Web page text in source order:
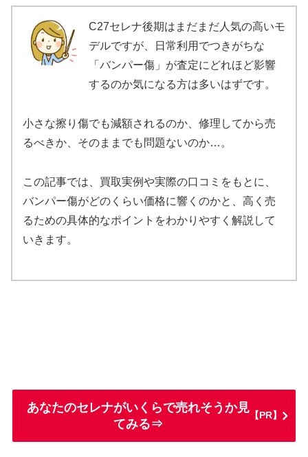
C27セレナ後期はまだまだ人気の高いモ
デルですが、日常利用でつきがちな
「バンパー傷」が査定にどれほど影響
するのか気になる方は多いはずです。
小さな擦り傷でも減額されるのか、修理してから売
るべきか、そのままでも問題ないのか…。
この記事では、買取実例や実際の口コミをもとに、
バンパー傷がどのくらい価格に響くのかと、高く売
るための具体的なポイントをわかりやすく解説して
いきます。
あなたのセレナがいくらで売れそうか見
てみる⇒
【PR】